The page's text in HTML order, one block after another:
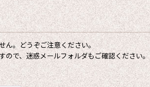
ん。どうぞご注意ください。
ので、迷惑メールフォルダもご確認ください。